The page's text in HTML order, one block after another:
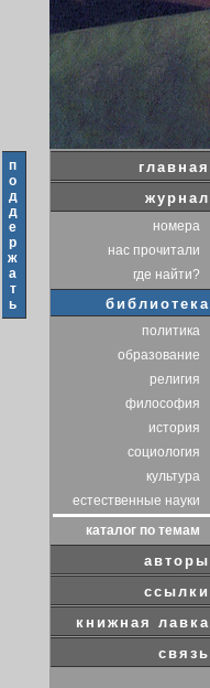
п
о
д
д
е
р
ж
а
т
ь
главная
журнал
номера
нас прочитали
где найти?
библиотека
политика
образование
религия
философия
история
социология
культура
естественные науки
каталог по темам
авторы
ссылки
книжная лавка
связь